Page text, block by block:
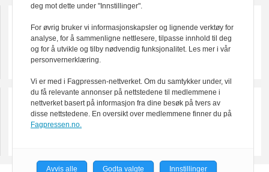
deg mot dette under "Innstillinger".
For øvrig bruker vi informasjonskapsler og lignende verktøy for
analyse, for å sammenligne nettlesere, tilpasse innhold til deg
og for å utvikle og tilby nødvendig funksjonalitet. Les mer i vår
personvernerklæring.
Vi er med i Fagpressen-nettverket. Om du samtykker under, vil
du få relevante annonser på nettstedene til medlemmene i
nettverket basert på informasjon fra dine besøk på tvers av
disse nettstedene. En oversikt over medlemmene finner du på
Fagpressen.no.
Avvis alle Godta valgte Innstillinger